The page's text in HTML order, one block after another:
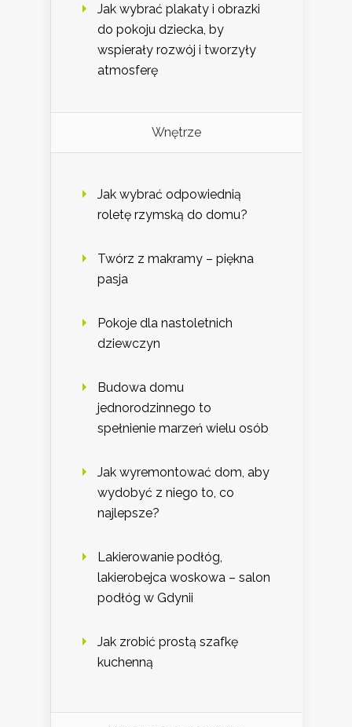
Jak wybrać plakaty i obrazki
do pokoju dziecka, by
wspierały rozwój i tworzyły
atmosferę
Wnętrze
Jak wybrać odpowiednią
roletę rzymską do domu?
Twórz z makramy – piękna
pasja
Pokoje dla nastoletnich
dziewczyn
Budowa domu
jednorodzinnego to
spełnienie marzeń wielu osób
Jak wyremontować dom, aby
wydobyć z niego to, co
najlepsze?
Lakierowanie podłóg,
lakierobejca woskowa – salon
podłóg w Gdynii
Jak zrobić prostą szafkę
kuchenną